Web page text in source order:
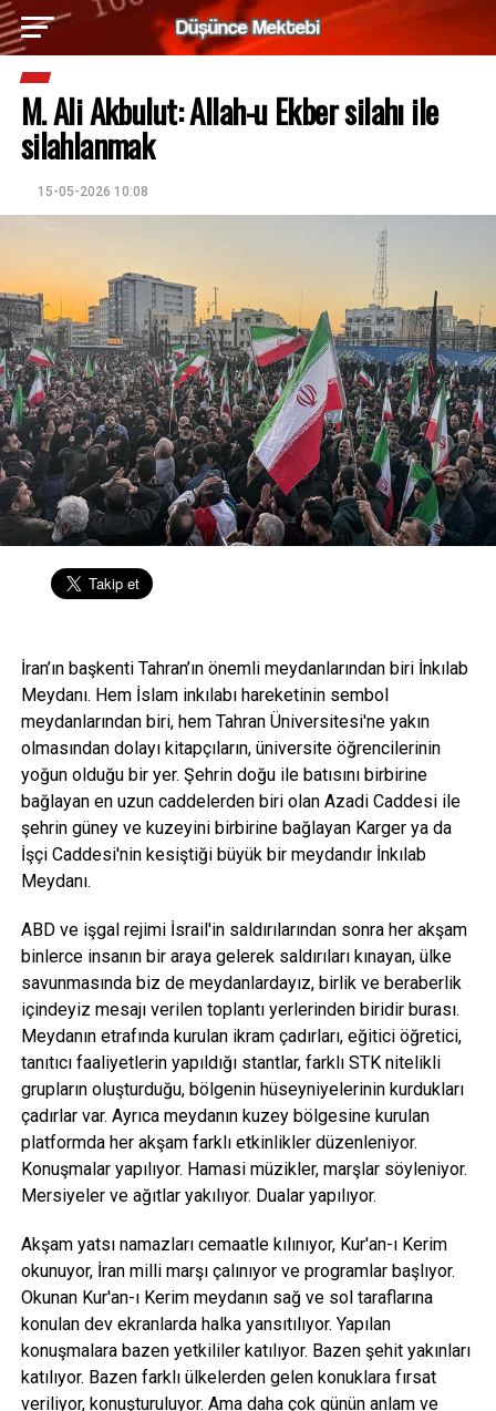
M. Ali Akbulut: Allah-u Ekber silahı ile
silahlanmak
15-05-2026 10:08
İran’ın başkenti Tahran’ın önemli meydanlarından biri İnkılab
Meydanı. Hem İslam inkılabı hareketinin sembol
meydanlarından biri, hem Tahran Üniversitesi'ne yakın
olmasından dolayı kitapçıların, üniversite öğrencilerinin
yoğun olduğu bir yer. Şehrin doğu ile batısını birbirine
bağlayan en uzun caddelerden biri olan Azadi Caddesi ile
şehrin güney ve kuzeyini birbirine bağlayan Karger ya da
İşçi Caddesi'nin kesiştiği büyük bir meydandır İnkılab
Meydanı.
ABD ve işgal rejimi İsrail'in saldırılarından sonra her akşam
binlerce insanın bir araya gelerek saldırıları kınayan, ülke
savunmasında biz de meydanlardayız, birlik ve beraberlik
içindeyiz mesajı verilen toplantı yerlerinden biridir burası.
Meydanın etrafında kurulan ikram çadırları, eğitici öğretici,
tanıtıcı faaliyetlerin yapıldığı stantlar, farklı STK nitelikli
grupların oluşturduğu, bölgenin hüseyniyelerinin kurdukları
çadırlar var. Ayrıca meydanın kuzey bölgesine kurulan
platformda her akşam farklı etkinlikler düzenleniyor.
Konuşmalar yapılıyor. Hamasi müzikler, marşlar söyleniyor.
Mersiyeler ve ağıtlar yakılıyor. Dualar yapılıyor.
Akşam yatsı namazları cemaatle kılınıyor, Kur'an-ı Kerim
okunuyor, İran milli marşı çalınıyor ve programlar başlıyor.
Okunan Kur'an-ı Kerim meydanın sağ ve sol taraflarına
konulan dev ekranlarda halka yansıtılıyor. Yapılan
konuşmalara bazen yetkililer katılıyor. Bazen şehit yakınları
katılıyor. Bazen farklı ülkelerden gelen konuklara fırsat
veriliyor, konuşturuluyor. Ama daha çok günün anlam ve